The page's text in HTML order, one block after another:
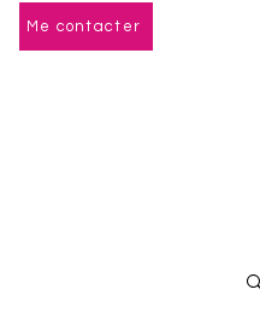
Me contacter